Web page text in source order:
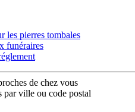
les pierres tombales
funéraires
de chez vous
par ville ou code postal